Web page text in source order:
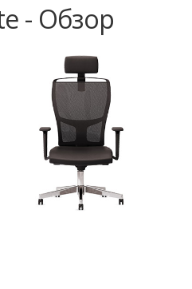
- Обзор